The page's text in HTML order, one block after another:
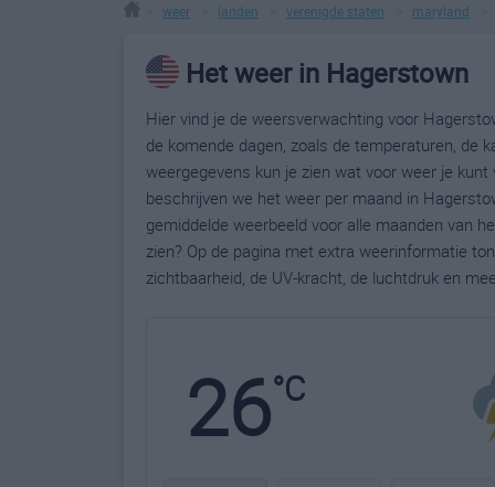
weer landen verenigde staten maryland
Het weer in Hagerstown
Hier vind je de weersverwachting voor
de komende dagen, zoals de temperaturen, de
weergegevens kun je zien wat voor weer je
beschrijven we het weer per maand in
gemiddelde weerbeeld voor alle maanden van
zien? Op de pagina met extra weerinformatie
zichtbaarheid, de UV-kracht, de luchtdruk en
26°C